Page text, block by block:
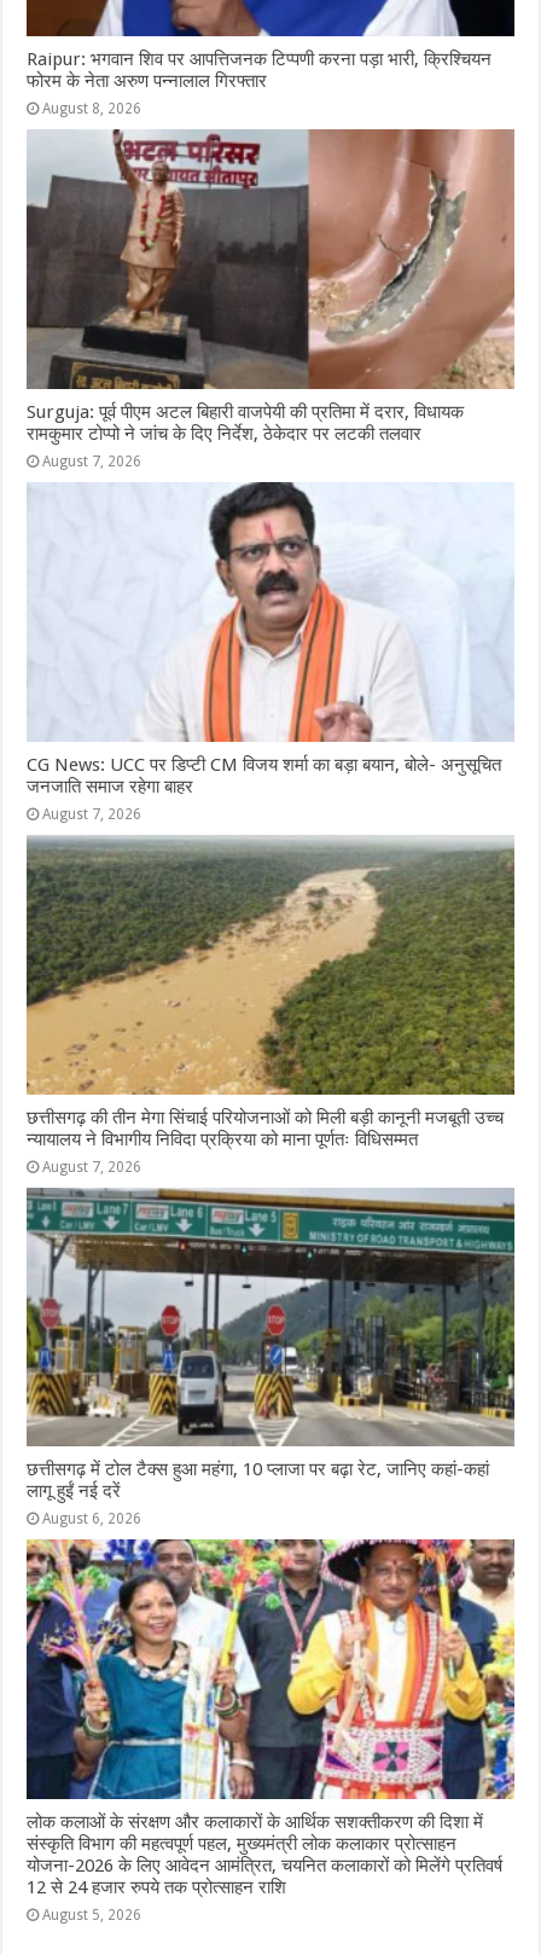
Raipur: भगवान शिव पर आपत्तिजनक टिप्पणी करना पड़ा भारी, क्रिश्चियन
फोरम के नेता अरुण पन्नालाल गिरफ्तार
August 8, 2026
Surguja: पूर्व पीएम अटल बिहारी वाजपेयी की प्रतिमा में दरार, विधायक
रामकुमार टोप्पो ने जांच के दिए निर्देश, ठेकेदार पर लटकी तलवार
August 7, 2026
CG News: UCC पर डिप्टी CM विजय शर्मा का बड़ा बयान, बोले- अनुसूचित
जनजाति समाज रहेगा बाहर
August 7, 2026
छत्तीसगढ़ की तीन मेगा सिंचाई परियोजनाओं को मिली बड़ी कानूनी मजबूती उच्च
न्यायालय ने विभागीय निविदा प्रक्रिया को माना पूर्णतः विधिसम्मत
August 7, 2026
छत्तीसगढ़ में टोल टैक्स हुआ महंगा, 10 प्लाजा पर बढ़ा रेट, जानिए कहां-कहां
लागू हुईं नई दरें
August 6, 2026
लोक कलाओं के संरक्षण और कलाकारों के आर्थिक सशक्तीकरण की दिशा में
संस्कृति विभाग की महत्वपूर्ण पहल, मुख्यमंत्री लोक कलाकार प्रोत्साहन
योजना-2026 के लिए आवेदन आमंत्रित, चयनित कलाकारों को मिलेंगे प्रतिवर्ष
12 से 24 हजार रुपये तक प्रोत्साहन राशि
August 5, 2026